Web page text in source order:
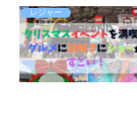
レジャー